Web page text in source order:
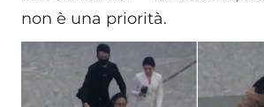
non è una priorità.